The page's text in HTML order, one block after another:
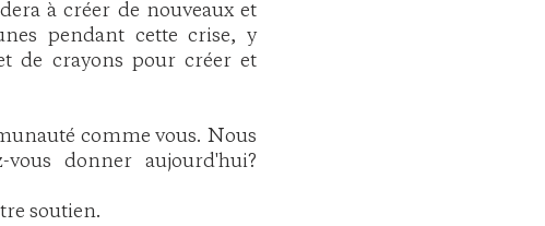
à créer de nouveaux et
pendant cette crise, y
de crayons pour créer et
comme vous. Nous
donner aujourd'hui?
soutien.